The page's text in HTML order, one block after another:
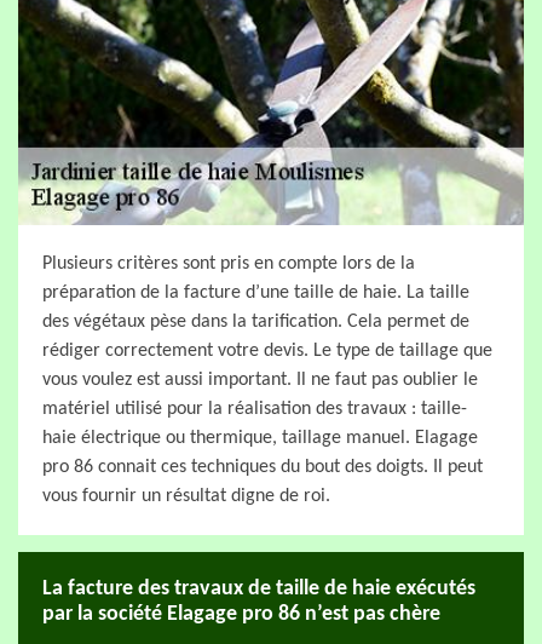
Plusieurs critères sont pris en compte lors de la
préparation de la facture d’une taille de haie. La taille
des végétaux pèse dans la tarification. Cela permet de
rédiger correctement votre devis. Le type de taillage que
vous voulez est aussi important. Il ne faut pas oublier le
matériel utilisé pour la réalisation des travaux : taille-
haie électrique ou thermique, taillage manuel. Elagage
pro 86 connait ces techniques du bout des doigts. Il peut
vous fournir un résultat digne de roi.
La facture des travaux de taille de haie exécutés
par la société Elagage pro 86 n’est pas chère